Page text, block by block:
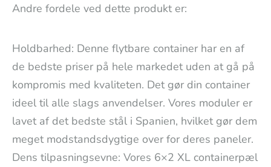
Andre fordele ved dette produkt er:
Holdbarhed: Denne flytbare container har en af
de bedste priser på hele markedet uden at gå på
kompromis med kvaliteten. Det gør din container
ideel til alle slags anvendelser. Vores moduler er
lavet af det bedste stål i Spanien, hvilket gør dem
meget modstandsdygtige over for deres paneler.
Dens tilpasningsevne: Vores 6×2 XL containerpæl